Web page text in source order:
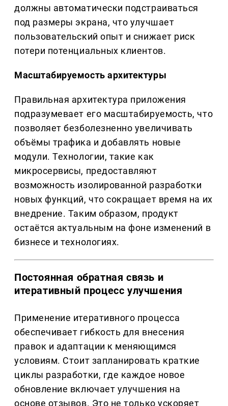
должны автоматически подстраиваться
под размеры экрана, что улучшает
пользовательский опыт и снижает риск
потери потенциальных клиентов.
Масштабируемость архитектуры
Правильная архитектура приложения
подразумевает его масштабируемость, что
позволяет безболезненно увеличивать
объёмы трафика и добавлять новые
модули. Технологии, такие как
микросервисы, предоставляют
возможность изолированной разработки
новых функций, что сокращает время на их
внедрение. Таким образом, продукт
остаётся актуальным на фоне изменений в
бизнесе и технологиях.
Постоянная обратная связь и
итеративный процесс улучшения
Применение итеративного процесса
обеспечивает гибкость для внесения
правок и адаптации к меняющимся
условиям. Стоит запланировать краткие
циклы разработки, где каждое новое
обновление включает улучшения на
основе отзывов. Это не только ускоряет